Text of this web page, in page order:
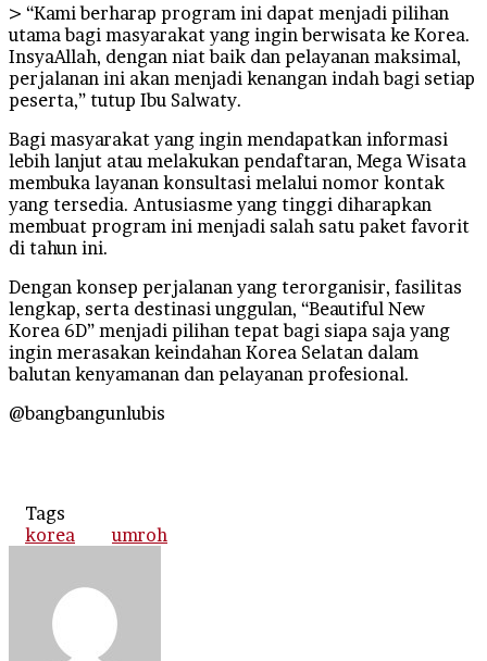
> “Kami berharap program ini dapat menjadi pilihan
utama bagi masyarakat yang ingin berwisata ke Korea.
InsyaAllah, dengan niat baik dan pelayanan maksimal,
perjalanan ini akan menjadi kenangan indah bagi setiap
peserta,” tutup Ibu Salwaty.
Bagi masyarakat yang ingin mendapatkan informasi
lebih lanjut atau melakukan pendaftaran, Mega Wisata
membuka layanan konsultasi melalui nomor kontak
yang tersedia. Antusiasme yang tinggi diharapkan
membuat program ini menjadi salah satu paket favorit
di tahun ini.
Dengan konsep perjalanan yang terorganisir, fasilitas
lengkap, serta destinasi unggulan, “Beautiful New
Korea 6D” menjadi pilihan tepat bagi siapa saja yang
ingin merasakan keindahan Korea Selatan dalam
balutan kenyamanan dan pelayanan profesional.
@bangbangunlubis
Tags
korea
umroh